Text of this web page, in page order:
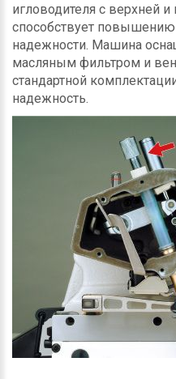
игловодителя с верхней
способствует повышению
надежности. Машина
масляным фильтром и
стандартной
надежность.